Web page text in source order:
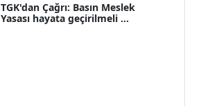
TGK'dan Çağrı: Basın Meslek
Yasası hayata geçirilmeli ...